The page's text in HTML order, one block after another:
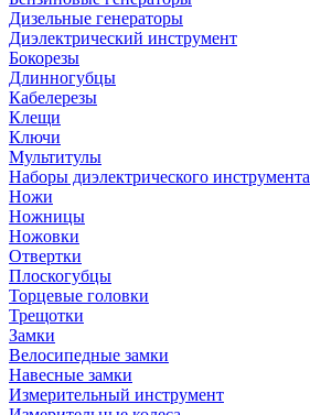
Дизельные генераторы
Диэлектрический инструмент
Бокорезы
Длинногубцы
Кабелерезы
Клещи
Ключи
Мультитулы
Наборы диэлектрического инструмента
Ножи
Ножницы
Ножовки
Отвертки
Плоскогубцы
Торцевые головки
Трещотки
Замки
Велосипедные замки
Навесные замки
Измерительный инструмент